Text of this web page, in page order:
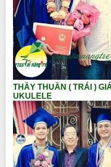
THẦY THUẦN ( TRÁI )
UKULELE